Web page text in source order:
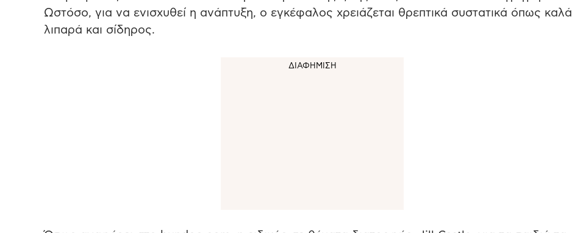
Ωστόσο, για να ενισχυθεί η ανάπτυξη, ο εγκέφαλος χρειάζεται θρεπτικά συστατικά όπως καλά
λιπαρά και σίδηρος.